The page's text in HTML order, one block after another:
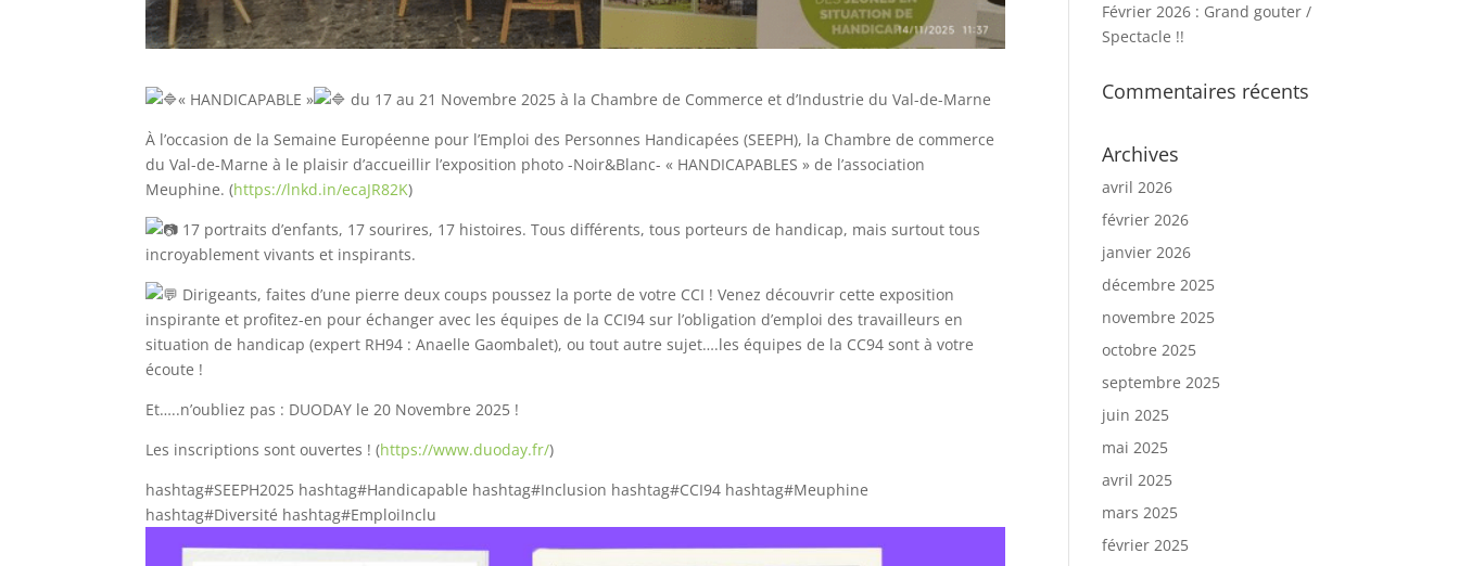
« HANDICAPABLE »
du 17 au 21 Novembre 2025 à la Chambre de Commerce et d’Industrie du Val-de-Marne
À l’occasion de la Semaine Européenne pour l’Emploi des Personnes Handicapées (SEEPH), la Chambre de commerce
du Val-de-Marne à le plaisir d’accueillir l’exposition photo -Noir&Blanc- « HANDICAPABLES » de l’association
Meuphine. (https://lnkd.in/ecaJR82K)
17 portraits d’enfants, 17 sourires, 17 histoires. Tous différents, tous porteurs de handicap, mais surtout tous
incroyablement vivants et inspirants.
Dirigeants, faites d’une pierre deux coups poussez la porte de votre CCI ! Venez découvrir cette exposition
inspirante et profitez-en pour échanger avec les équipes de la CCI94 sur l’obligation d’emploi des travailleurs en
situation de handicap (expert RH94 : Anaelle Gaombalet), ou tout autre sujet….les équipes de la CC94 sont à votre
écoute !
Et…..n’oubliez pas : DUODAY le 20 Novembre 2025 !
Les inscriptions sont ouvertes ! (https://www.duoday.fr/)
hashtag#SEEPH2025 hashtag#Handicapable hashtag#Inclusion hashtag#CCI94 hashtag#Meuphine
hashtag#Diversité hashtag#EmploiInclu
Février 2026 : Grand gouter /
Spectacle !!
Commentaires récents
Archives
avril 2026
février 2026
janvier 2026
décembre 2025
novembre 2025
octobre 2025
septembre 2025
juin 2025
mai 2025
avril 2025
mars 2025
février 2025